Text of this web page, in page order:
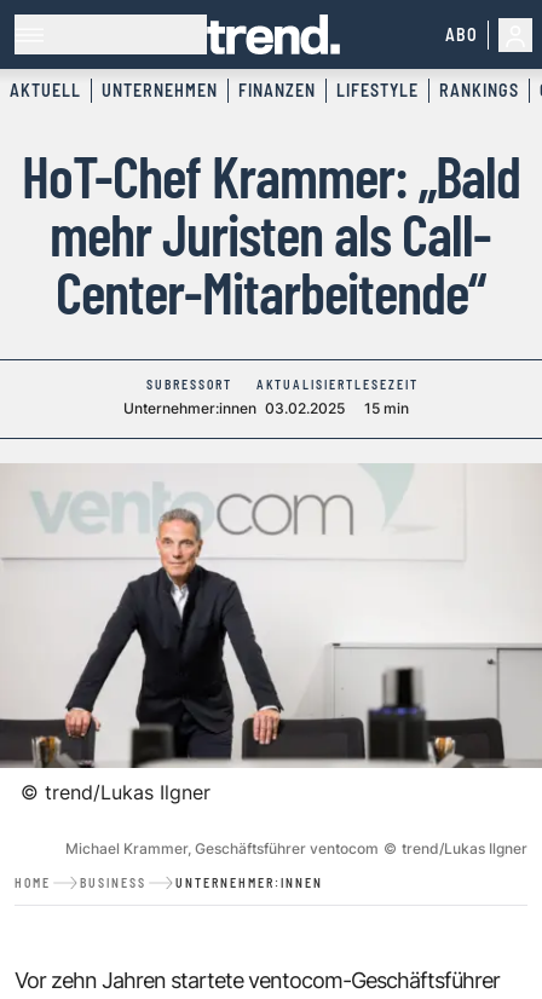
ABO
AKTUELL UNTERNEHMEN FINANZEN LIFESTYLE RANKINGS
HoT-Chef Krammer: „Bald
mehr Juristen als Call-
Center-Mitarbeitende“
SUBRESSORT
Unternehmer:innen
AKTUALISIERT
03.02.2025
LESEZEIT
15 min
© trend/Lukas Ilgner
Michael Krammer, Geschäftsführer ventocom © trend/Lukas Ilgner
HOME BUSINESS UNTERNEHMER:INNEN
Vor zehn Jahren startete ventocom-Geschäftsführer